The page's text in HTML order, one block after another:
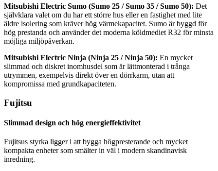
Mitsubishi Electric Sumo (Sumo 25 / Sumo 35 / Sumo 50): Det
självklara valet om du har ett större hus eller en fastighet med lite
äldre isolering som kräver hög värmekapacitet. Sumo är byggd för
hög prestanda och använder det moderna köldmediet R32 för minsta
möjliga miljöpåverkan.
Mitsubishi Electric Ninja (Ninja 25 / Ninja 50): En mycket
slimmad och diskret inomhusdel som är lättmonterad i trånga
utrymmen, exempelvis direkt över en dörrkarm, utan att
kompromissa med grundkapaciteten.
Fujitsu
Slimmad design och hög energieffektivitet
Fujitsus styrka ligger i att bygga högpresterande och mycket
kompakta enheter som smälter in väl i modern skandinavisk
inredning.